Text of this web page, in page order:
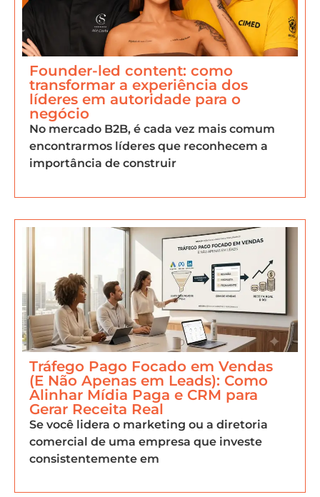
Founder-led content: como
transformar a experiência dos
líderes em autoridade para o
negócio
No mercado B2B, é cada vez mais comum
encontrarmos líderes que reconhecem a
importância de construir
Tráfego Pago Focado em Vendas
(E Não Apenas em Leads): Como
Alinhar Mídia Paga e CRM para
Gerar Receita Real
Se você lidera o marketing ou a diretoria
comercial de uma empresa que investe
consistentemente em